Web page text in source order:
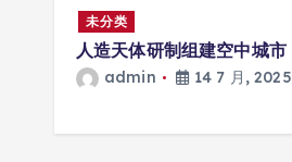
未分类
人造天体研制组建空中城市
admin 14 7 月, 2025